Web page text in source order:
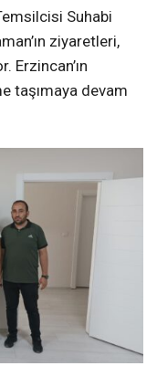
Suhabi
ziyaretleri,
Erzincan’ın
taşımaya devam